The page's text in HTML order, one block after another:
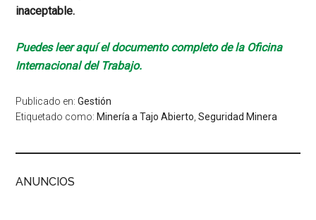
inaceptable.
Puedes leer aquí el documento completo de la Oficina
Internacional del Trabajo.
Publicado en:Gestión
Etiquetado como: Minería a Tajo Abierto ,Seguridad Minera
ANUNCIOS